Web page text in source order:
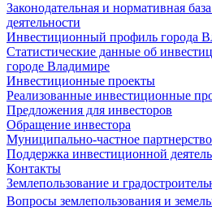
Законодательная и нормативная
деятельности
Инвестиционный профиль города
Статистические данные об
городе Владимире
Инвестиционные проекты
Реализованные инвестиционные
Предложения для инвесторов
Обращение инвестора
Муниципально-частное партнерство
Поддержка инвестиционной
Контакты
Землепользование и
Вопросы землепользования и